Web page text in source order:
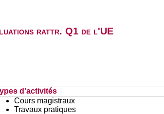
rattr. Q1 de l'UE
d'activités
Cours magistraux
Travaux pratiques